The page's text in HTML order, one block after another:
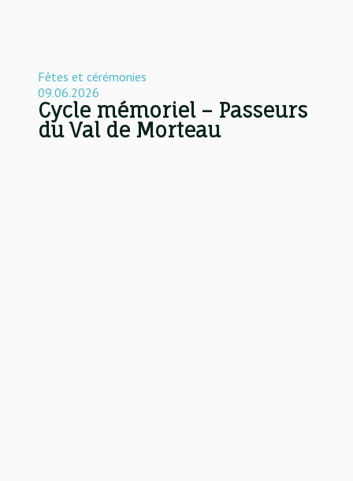
Fêtes et cérémonies
09.06.2026
Cycle mémoriel – Passeurs
du Val de Morteau